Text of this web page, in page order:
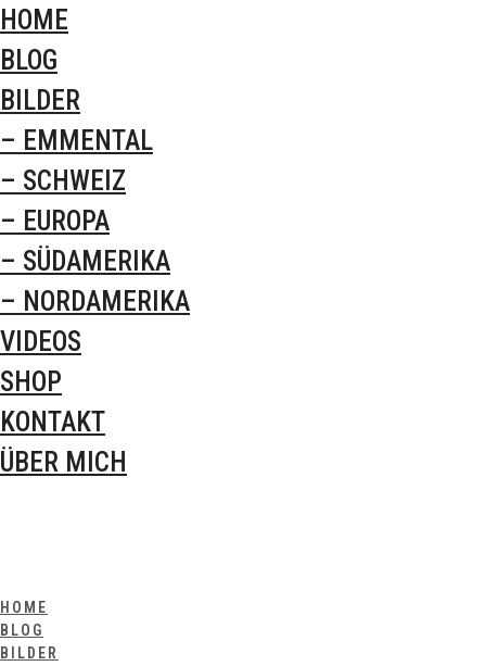
HOME
BLOG
BILDER
– EMMENTAL
– SCHWEIZ
– EUROPA
– SÜDAMERIKA
– NORDAMERIKA
VIDEOS
SHOP
KONTAKT
ÜBER MICH
HOME
BLOG
BILDER